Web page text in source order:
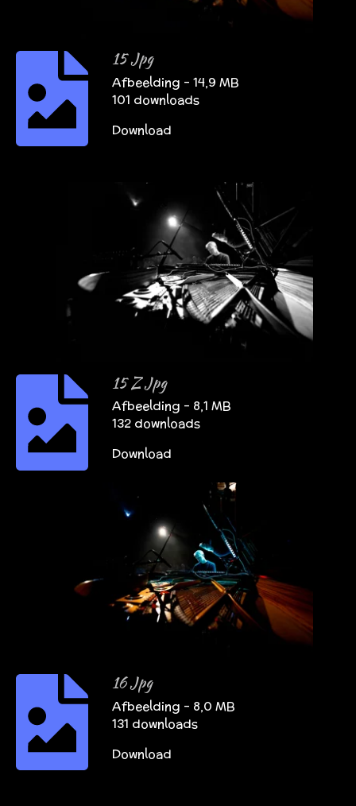
15 Jpg
Afbeelding – 14,9 MB
101 downloads
Download
15 Z Jpg
Afbeelding – 8,1 MB
132 downloads
Download
16 Jpg
Afbeelding – 8,0 MB
131 downloads
Download